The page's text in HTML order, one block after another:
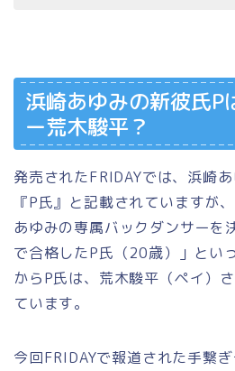
浜崎あゆみの新彼氏P
ー荒木駿平？
発売されたFRIDAYでは、浜崎
『P氏』と記載されていますが
あゆみの専属バックダンサーを
で合格したP氏（20歳）」とい
からP氏は、荒木駿平（ペイ）
ています。
今回FRIDAYで報道された手繋